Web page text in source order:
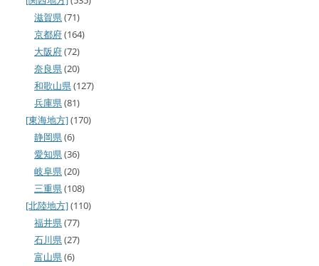
滋賀県(71)
京都府(164)
大阪府(72)
奈良県(20)
和歌山県(127)
兵庫県(81)
[東海地方](170)
静岡県(6)
愛知県(36)
岐阜県(20)
三重県(108)
[北陸地方](110)
福井県(77)
石川県(27)
富山県(6)